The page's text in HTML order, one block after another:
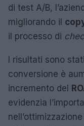
di test A/B,
migliorando il
il processo di
I risultati sono
conversione è
incremento del
evidenzia